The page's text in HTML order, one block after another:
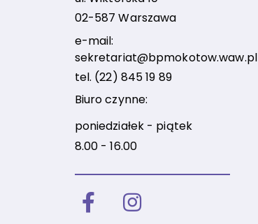
02-587 Warszawa
e-mail:
sekretariat@bpmokotow.waw.pl
tel. (22) 845 19 89
Biuro czynne:
poniedziałek - piątek
8.00 - 16.00
FacebookInstagram